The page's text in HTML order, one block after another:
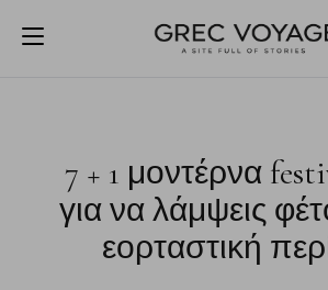
7 + 1 μοντέρνα
για να λάμψεις
εορταστική